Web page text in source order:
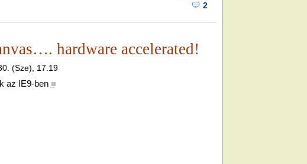
2
hardware accelerated!
(Sze), 17.19
az IE9-ben ■